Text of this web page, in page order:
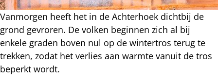
Vanmorgen heeft het in de Achterhoek dichtbij de
grond gevroren. De volken beginnen zich al bij
enkele graden boven nul op de wintertros terug te
trekken, zodat het verlies aan warmte vanuit de tros
beperkt wordt.